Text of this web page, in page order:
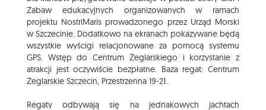
Zabaw edukacyjnych organizowanych w ramach
projektu NostriMaris prowadzonego przez Urząd Morski
w Szczecinie. Dodatkowo na ekranach pokazywane będą
wszystkie wyścigi relacjonowane za pomocą systemu
GPS. Wstęp do Centrum Żeglarskiego i korzystanie z
atrakcji jest oczywiście bezpłatne. Baza regat: Centrum
Żeglarskie Szczecin, Przestrzenna 19-21.
Regaty odbywają się na jednakowych jachtach